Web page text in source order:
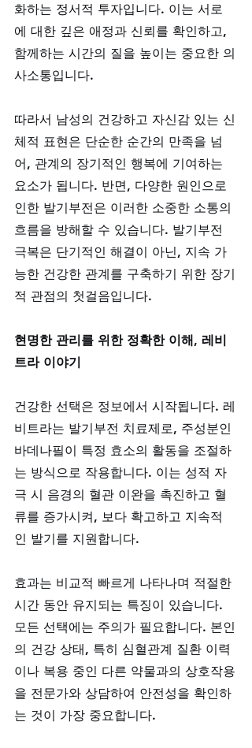
화하는 정서적 투자입니다. 이는 서로
에 대한 깊은 애정과 신뢰를 확인하고,
함께하는 시간의 질을 높이는 중요한 의
사소통입니다.
따라서 남성의 건강하고 자신감 있는 신
체적 표현은 단순한 순간의 만족을 넘
어, 관계의 장기적인 행복에 기여하는
요소가 됩니다. 반면, 다양한 원인으로
인한 발기부전은 이러한 소중한 소통의
흐름을 방해할 수 있습니다. 발기부전
극복은 단기적인 해결이 아닌, 지속 가
능한 건강한 관계를 구축하기 위한 장기
적 관점의 첫걸음입니다.
현명한 관리를 위한 정확한 이해, 레비
트라 이야기
건강한 선택은 정보에서 시작됩니다. 레
비트라는 발기부전 치료제로, 주성분인
바데나필이 특정 효소의 활동을 조절하
는 방식으로 작용합니다. 이는 성적 자
극 시 음경의 혈관 이완을 촉진하고 혈
류를 증가시켜, 보다 확고하고 지속적
인 발기를 지원합니다.
효과는 비교적 빠르게 나타나며 적절한
시간 동안 유지되는 특징이 있습니다.
모든 선택에는 주의가 필요합니다. 본인
의 건강 상태, 특히 심혈관계 질환 이력
이나 복용 중인 다른 약물과의 상호작용
을 전문가와 상담하여 안전성을 확인하
는 것이 가장 중요합니다.